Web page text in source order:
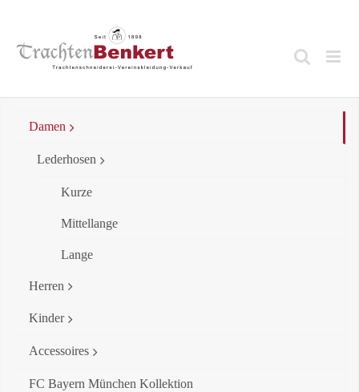
content
Damen
Lederhosen
Kurze
Mittellange
Lange
Herren
Kinder
Accessoires
FC Bayern München Kollektion